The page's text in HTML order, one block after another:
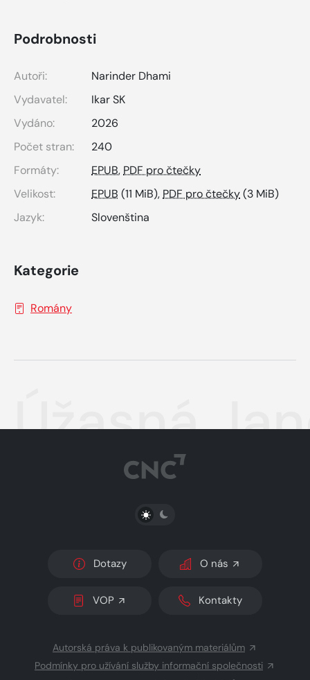
Podrobnosti
Autoři:
Narinder Dhami
Vydavatel:
Ikar SK
Vydáno:
2026
Počet stran:
240
Formáty:
EPUB, PDF pro čtečky
Velikost:
EPUB (11 MiB), PDF pro čtečky(3 MiB)
Jazyk:
Slovenština
Kategorie
Romány
Úžasná
PŘEPNOUT SVĚTLÝ/TMAVÝ REŽIM
Dotazy O nás
VOP Kontakty
Autorská práva k publikovaným materiálům
Podmínky pro užívání služby informační společnosti